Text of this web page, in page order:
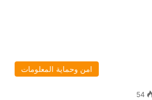
امن وحماية المعلومات
54